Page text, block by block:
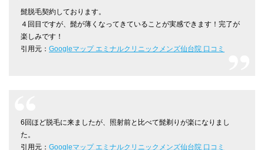
髭脱毛契約しております。
４回目ですが、髭が薄くなってきていることが実感できます！完了が
楽しみです！
引用元： Googleマップ エミナルクリニックメンズ仙台院 口コミ
6回ほど脱毛に来ましたが、照射前と比べて髭剃りが楽になりまし
た。
引用元： Googleマップ エミナルクリニックメンズ仙台院 口コミ